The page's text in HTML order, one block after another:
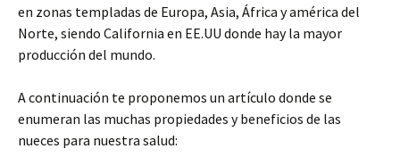
en zonas templadas de Europa, Asia, África y américa del
Norte, siendo California en EE.UU donde hay la mayor
producción del mundo.
A continuación te proponemos un artículo donde se
enumeran las muchas propiedades y beneficios de las
nueces para nuestra salud: